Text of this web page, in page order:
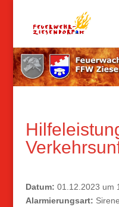
Datum: 01.12.2023 um
Alarmierungsart: